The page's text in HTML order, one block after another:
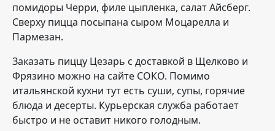
помидоры Черри, филе цыпленка, салат Айсберг.
Сверху пицца посыпана сыром Моцарелла и
Пармезан.
Заказать пиццу Цезарь с доставкой в Щелково и
Фрязино можно на сайте СОКО. Помимо
итальянской кухни тут есть суши, супы, горячие
блюда и десерты. Курьерская служба работает
быстро и не оставит никого голодным.